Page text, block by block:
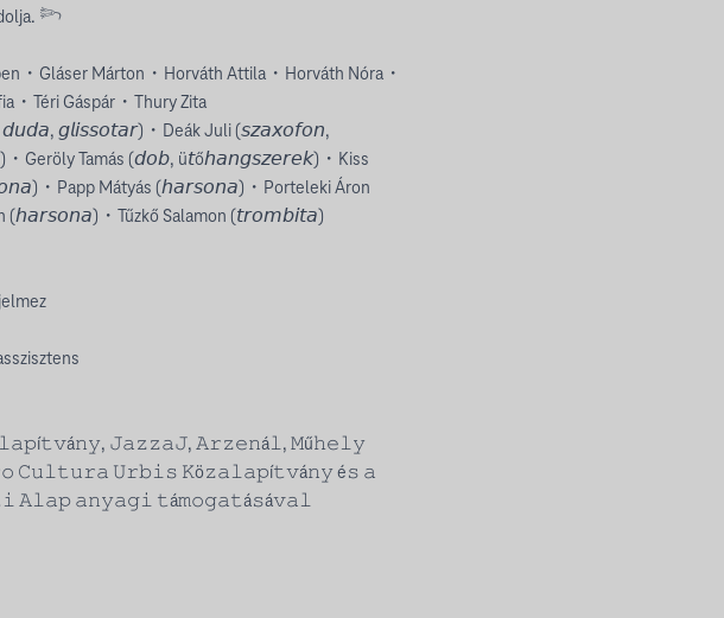
𓆸
・Gláser Márton・Horváth Attila・Horváth Nóra・
・Téri Gáspár・Thury Zita
𝘥𝘶𝘥𝘢, 𝘨𝘭𝘪𝘴𝘴𝘰𝘵𝘢𝘳)・Deák Juli (𝘴𝘻𝘢𝘹𝘰𝘧𝘰𝘯,
Geröly Tamás (𝘥𝘰𝘣, ü𝘵ő𝘩𝘢𝘯𝘨𝘴𝘻𝘦𝘳𝘦𝘬)・Kiss
・Papp Mátyás (𝘩𝘢𝘳𝘴𝘰𝘯𝘢)・Porteleki Áron
・Tűzkő Salamon (𝘵𝘳𝘰𝘮𝘣𝘪𝘵𝘢)
𝙹𝚊𝚣𝚣𝚊𝙹, 𝙰𝚛𝚣𝚎𝚗á𝚕, 𝙼ű𝚑𝚎𝚕𝚢
𝙲𝚞𝚕𝚝𝚞𝚛𝚊 𝚄𝚛𝚋𝚒𝚜 𝙺ö𝚣𝚊𝚕𝚊𝚙í𝚝𝚟á𝚗𝚢 é𝚜 𝚊
𝙰𝚕𝚊𝚙 𝚊𝚗𝚢𝚊𝚐𝚒 𝚝á𝚖𝚘𝚐𝚊𝚝á𝚜á𝚟𝚊𝚕